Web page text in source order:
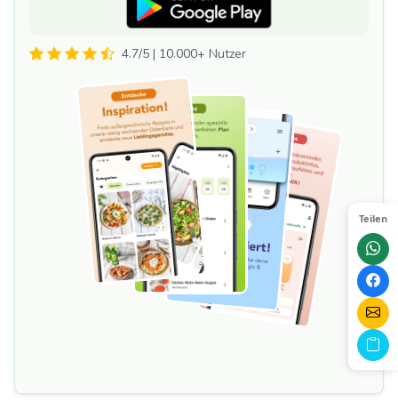
Teilen
4.7/5 | 10.000+ Nutzer